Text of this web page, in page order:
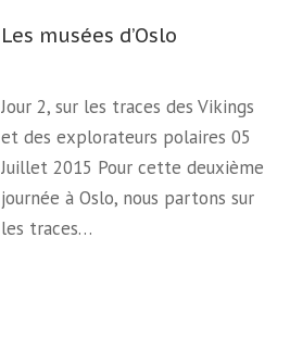
Les musées d’Oslo
Jour 2, sur les traces des Vikings
et des explorateurs polaires 05
Juillet 2015 Pour cette deuxième
journée à Oslo, nous partons sur
les traces…